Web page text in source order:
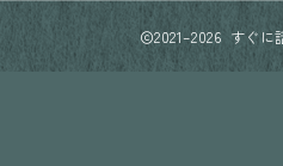
2021–2026 すぐに